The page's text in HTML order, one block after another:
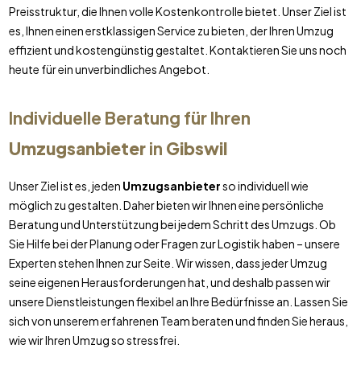
Preisstruktur, die Ihnen volle Kostenkontrolle bietet. Unser Ziel ist
es, Ihnen einen erstklassigen Service zu bieten, der Ihren Umzug
effizient und kostengünstig gestaltet. Kontaktieren Sie uns noch
heute für ein unverbindliches Angebot.
Individuelle Beratung für Ihren
Umzugsanbieterin Gibswil
Unser Ziel ist es, jeden Umzugsanbieterso individuell wie
möglich zu gestalten. Daher bieten wir Ihnen eine persönliche
Beratung und Unterstützung bei jedem Schritt des Umzugs. Ob
Sie Hilfe bei der Planung oder Fragen zur Logistik haben – unsere
Experten stehen Ihnen zur Seite. Wir wissen, dass jeder Umzug
seine eigenen Herausforderungen hat, und deshalb passen wir
unsere Dienstleistungen flexibel an Ihre Bedürfnisse an. Lassen Sie
sich von unserem erfahrenen Team beraten und finden Sie heraus,
wie wir Ihren Umzug so stressfrei.